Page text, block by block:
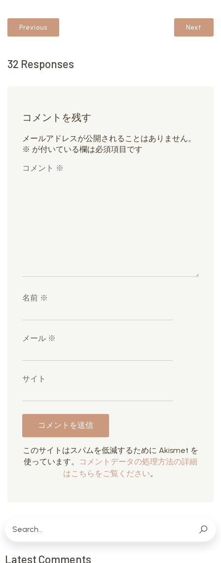
Previous Next
32 Responses
コメントを残す
メールアドレスが公開されることはありません。
※ が付いている欄は必須項目です
コメント ※
名前 ※
メール ※
サイト
このサイトはスパムを低減するために Akismet を
使っています。
コメントデータの処理方法の詳細
はこちらをご覧ください。
Latest Comments